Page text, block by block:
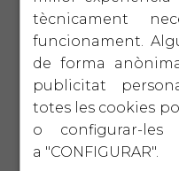
02/07/2021 (Laboral)
Model 111 2T
Registre
d'assetjament
tècnicament
funcionament.
de forma
publicitat
totes les cookies
o configurar-
a "CONFIGURAR".